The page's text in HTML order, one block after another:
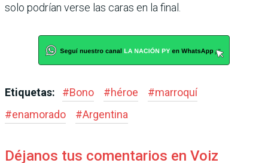
solo podrían verse las caras en la final.
Etiquetas: #Bono #héroe #marroquí
#enamorado #Argentina
Déjanos tus comentarios en Voiz